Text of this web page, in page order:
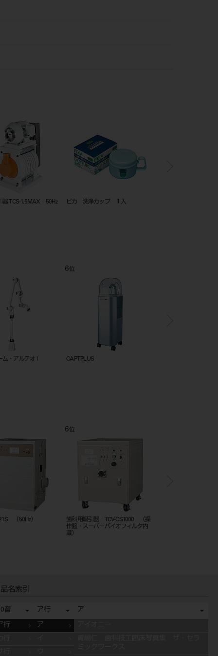
器 TCS-1.5MAX 50Hz ピカ 洗浄カップ １入
ム・アルテオ-I
6位
CAPT-PLUS
21S （50Hz）
6位
歯科用吸引器 TCV-CS1000 （操
作盤・スーパーバイオフィルタ内
蔵）
品名索引
音
行
ア行
ア
ア